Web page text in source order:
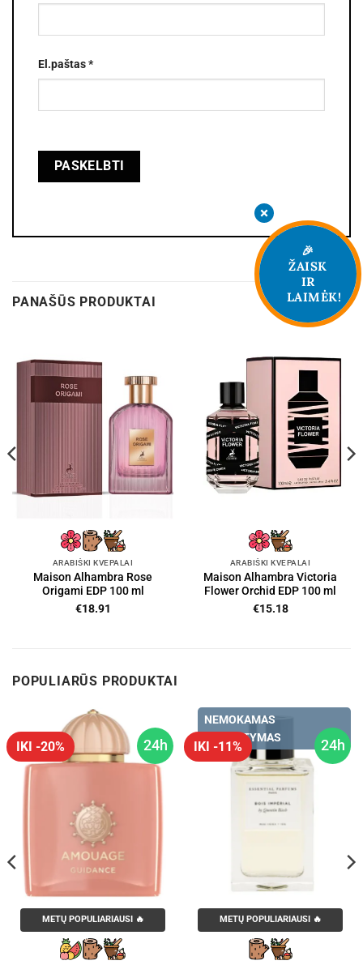
El.paštas*
PANAŠŪS PRODUKTAI
ARABIŠKI KVEPALAI
Maison Alhambra Rose
Origami EDP 100 ml
€18.91
ARABIŠKI KVEPALAI
Maison Alhambra Victoria
Flower Orchid EDP 100 ml
€15.18
POPULIARŪS PRODUKTAI
24h
IKI -20%
METŲ POPULIARIAUSI 🔥
24h
IKI -11%
NEMOKAMAS
PRISTATYMAS
METŲ POPULIARIAUSI 🔥
🎉
ŽAISK
IR
LAIMĖK!